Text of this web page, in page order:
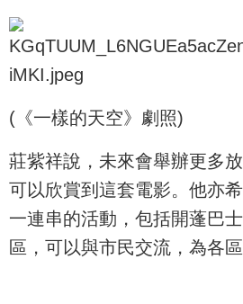
(《一樣的天空》劇照)
莊紫祥說，未來會舉辦更多
可以欣賞到這套電影。他亦
一連串的活動，包括開蓬巴
區，可以與市民交流，為各